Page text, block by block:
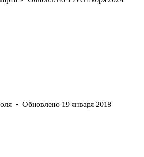
• Обновлено 19 января 2018